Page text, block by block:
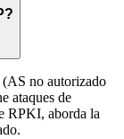
no autorizado
ataques de
RPKI, aborda la